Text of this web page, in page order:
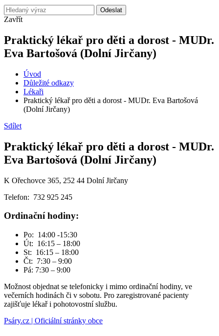
Odeslat
Zavřít
Praktický lékař pro děti a dorost - MUDr.
Eva Bartošová (Dolní Jirčany)
Úvod
Důležité odkazy
Lékaři
Praktický lékař pro děti a dorost - MUDr. Eva Bartošová
(Dolní Jirčany)
Sdílet
Praktický lékař pro děti a dorost - MUDr.
Eva Bartošová (Dolní Jirčany)
K Ořechovce 365, 252 44 Dolní Jirčany
Telefon: 732 925 245
Ordinační hodiny:
Po: 14:00 -15:30
Út: 16:15 – 18:00
St: 16:15 – 18:00
Čt: 7:30 – 9:00
Pá: 7:30 – 9:00
Možnost objednat se telefonicky i mimo ordinační hodiny, ve
večerních hodinách či v sobotu. Pro zaregistrované pacienty
zajišťuje lékař i pohotovostní službu.
Psáry.cz | Oficiální stránky obce